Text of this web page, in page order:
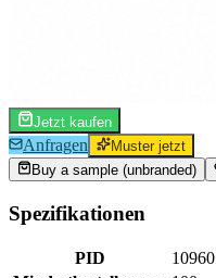
Jetzt kaufen
Anfragen
Muster jetzt
Buy a sample (unbranded)
Spezifikationen
PID
10960